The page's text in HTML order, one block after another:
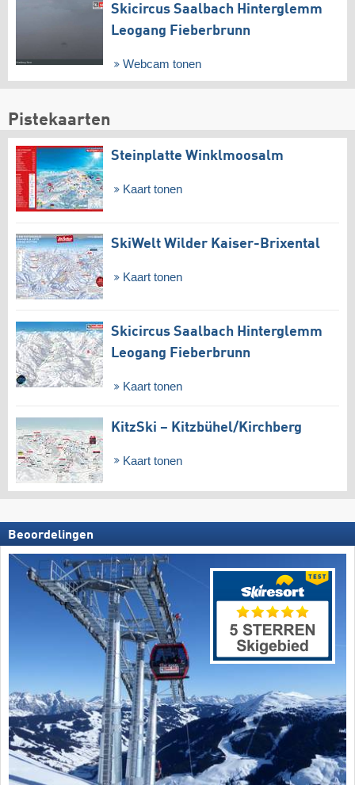
Skicircus Saalbach Hinterglemm
Leogang Fieberbrunn
Webcam tonen
Pistekaarten
Steinplatte Winklmoosalm
Kaart tonen
SkiWelt Wilder Kaiser-Brixental
Kaart tonen
Skicircus Saalbach Hinterglemm
Leogang Fieberbrunn
Kaart tonen
KitzSki – Kitzbühel/​Kirchberg
Kaart tonen
Beoordelingen